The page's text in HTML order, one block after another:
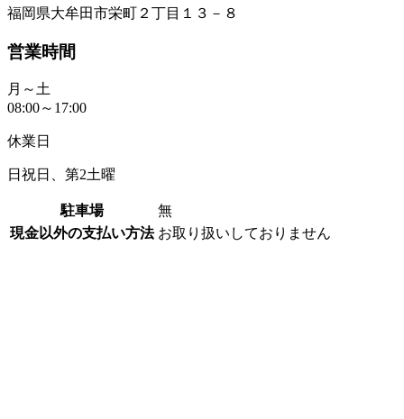
福岡県大牟田市栄町２丁目１３－８
営業時間
月～土
08:00～17:00
休業日
日祝日、第2土曜
駐車場
無
現金以外の支払い方法 お取り扱いしておりません